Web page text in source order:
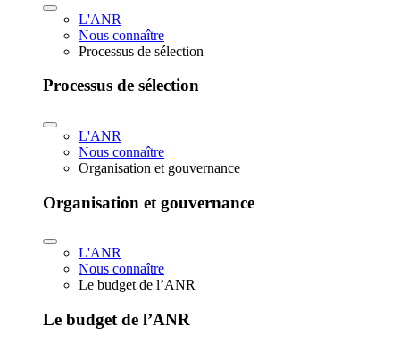
L'ANR
Nous connaître
Processus de sélection
Processus de sélection
L'ANR
Nous connaître
Organisation et gouvernance
Organisation et gouvernance
L'ANR
Nous connaître
Le budget de l’ANR
Le budget de l’ANR